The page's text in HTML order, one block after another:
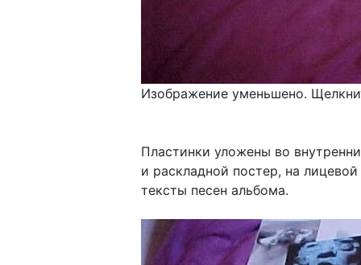
Изображение уменьшено.
Пластинки уложены во
и раскладной постер, на
тексты песен альбома.